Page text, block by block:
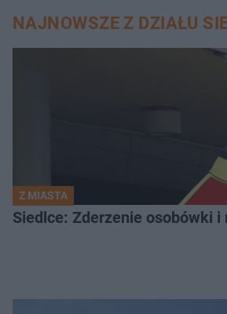
NAJNOWSZE Z DZIAŁU
Z MIASTA
Siedlce: Zderzenie osobówki